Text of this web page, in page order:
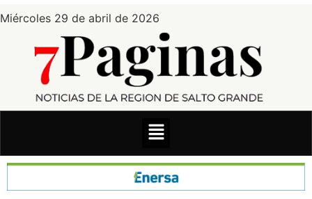
Miércoles 29 de abril de 2026